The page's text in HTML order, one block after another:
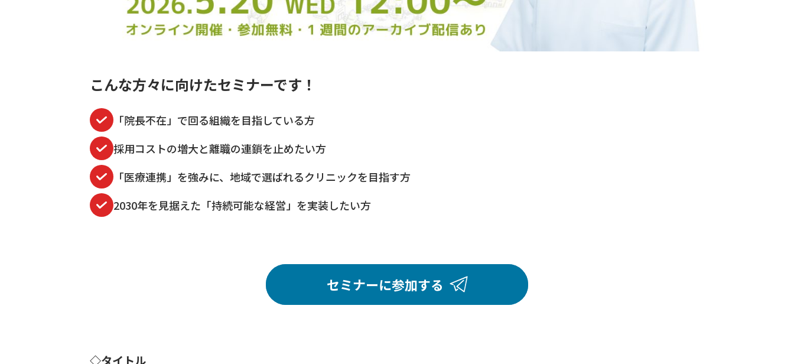
こんな方々に向けたセミナーです！
「院長不在」で回る組織を目指している方
採用コストの増大と離職の連鎖を止めたい方
「医療連携」を強みに、地域で選ばれるクリニックを目指す方
2030年を見据えた「持続可能な経営」を実装したい方
セミナーに参加する
◇タイトル